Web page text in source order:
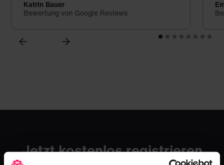
Katrin Bauer
Bewertung von Google Reviews
Jetzt kostenlos registrieren